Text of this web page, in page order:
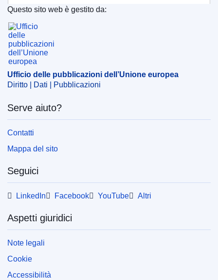
PE),Parlamento europeo ,
Argomento:
amministrativa
IVA
scambio d'informazioni,telecomunicazione
CELEX : 52017AP0472
OJ : JOC_2018_356_R_0054
IMMC : P8_TA(2017)0472
Ufficio delle pubblicazioni dell’Unione europea
Questo sito web è gestito da:
Ufficio delle pubblicazioni dell’Unione europea
Diritto | Dati | Pubblicazioni
Serve aiuto?
Contatti
Mappa del sito
Seguici
LinkedIn Facebook YouTube Altri
Aspetti giuridici
Note legali
Cookie
Accessibilità